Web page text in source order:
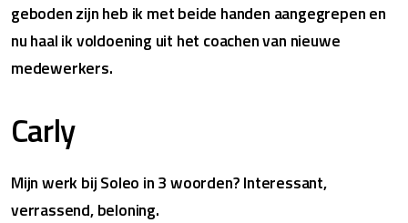
geboden zijn heb ik met beide handen aangegrepen en
nu haal ik voldoening uit het coachen van nieuwe
medewerkers.
Carly
Mijn werk bij Soleo in 3 woorden? Interessant,
verrassend, beloning.